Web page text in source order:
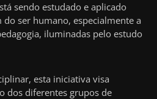
sendo estudado e aplicado
do ser humano, especialmente a
iluminadas pelo estudo
esta iniciativa visa
dos diferentes grupos de